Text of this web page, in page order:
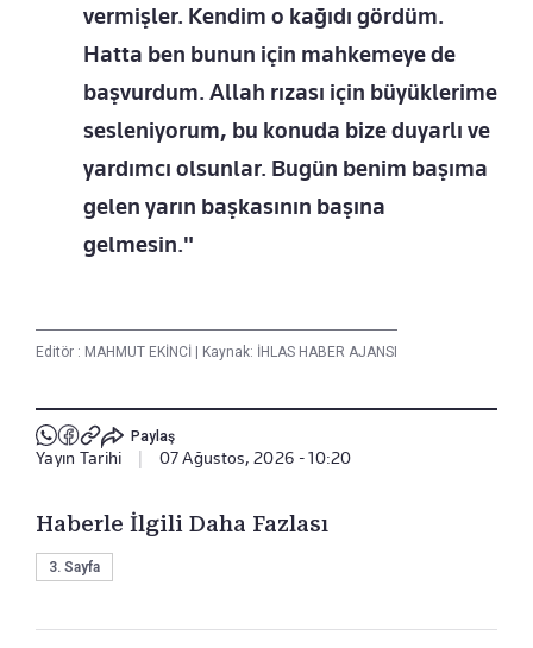
vermişler. Kendim o kağıdı gördüm.
Hatta ben bunun için mahkemeye de
başvurdum. Allah rızası için büyüklerime
sesleniyorum, bu konuda bize duyarlı ve
yardımcı olsunlar. Bugün benim başıma
gelen yarın başkasının başına
gelmesin."
Editör : MAHMUT EKİNCİ Kaynak: İHLAS HABER AJANSI
Paylaş
Yayın Tarihi 07 Ağustos, 2026 - 10:20
Haberle İlgili Daha Fazlası
3. Sayfa